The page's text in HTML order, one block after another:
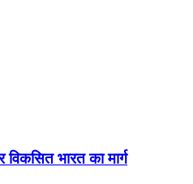
विकसित भारत का मार्ग